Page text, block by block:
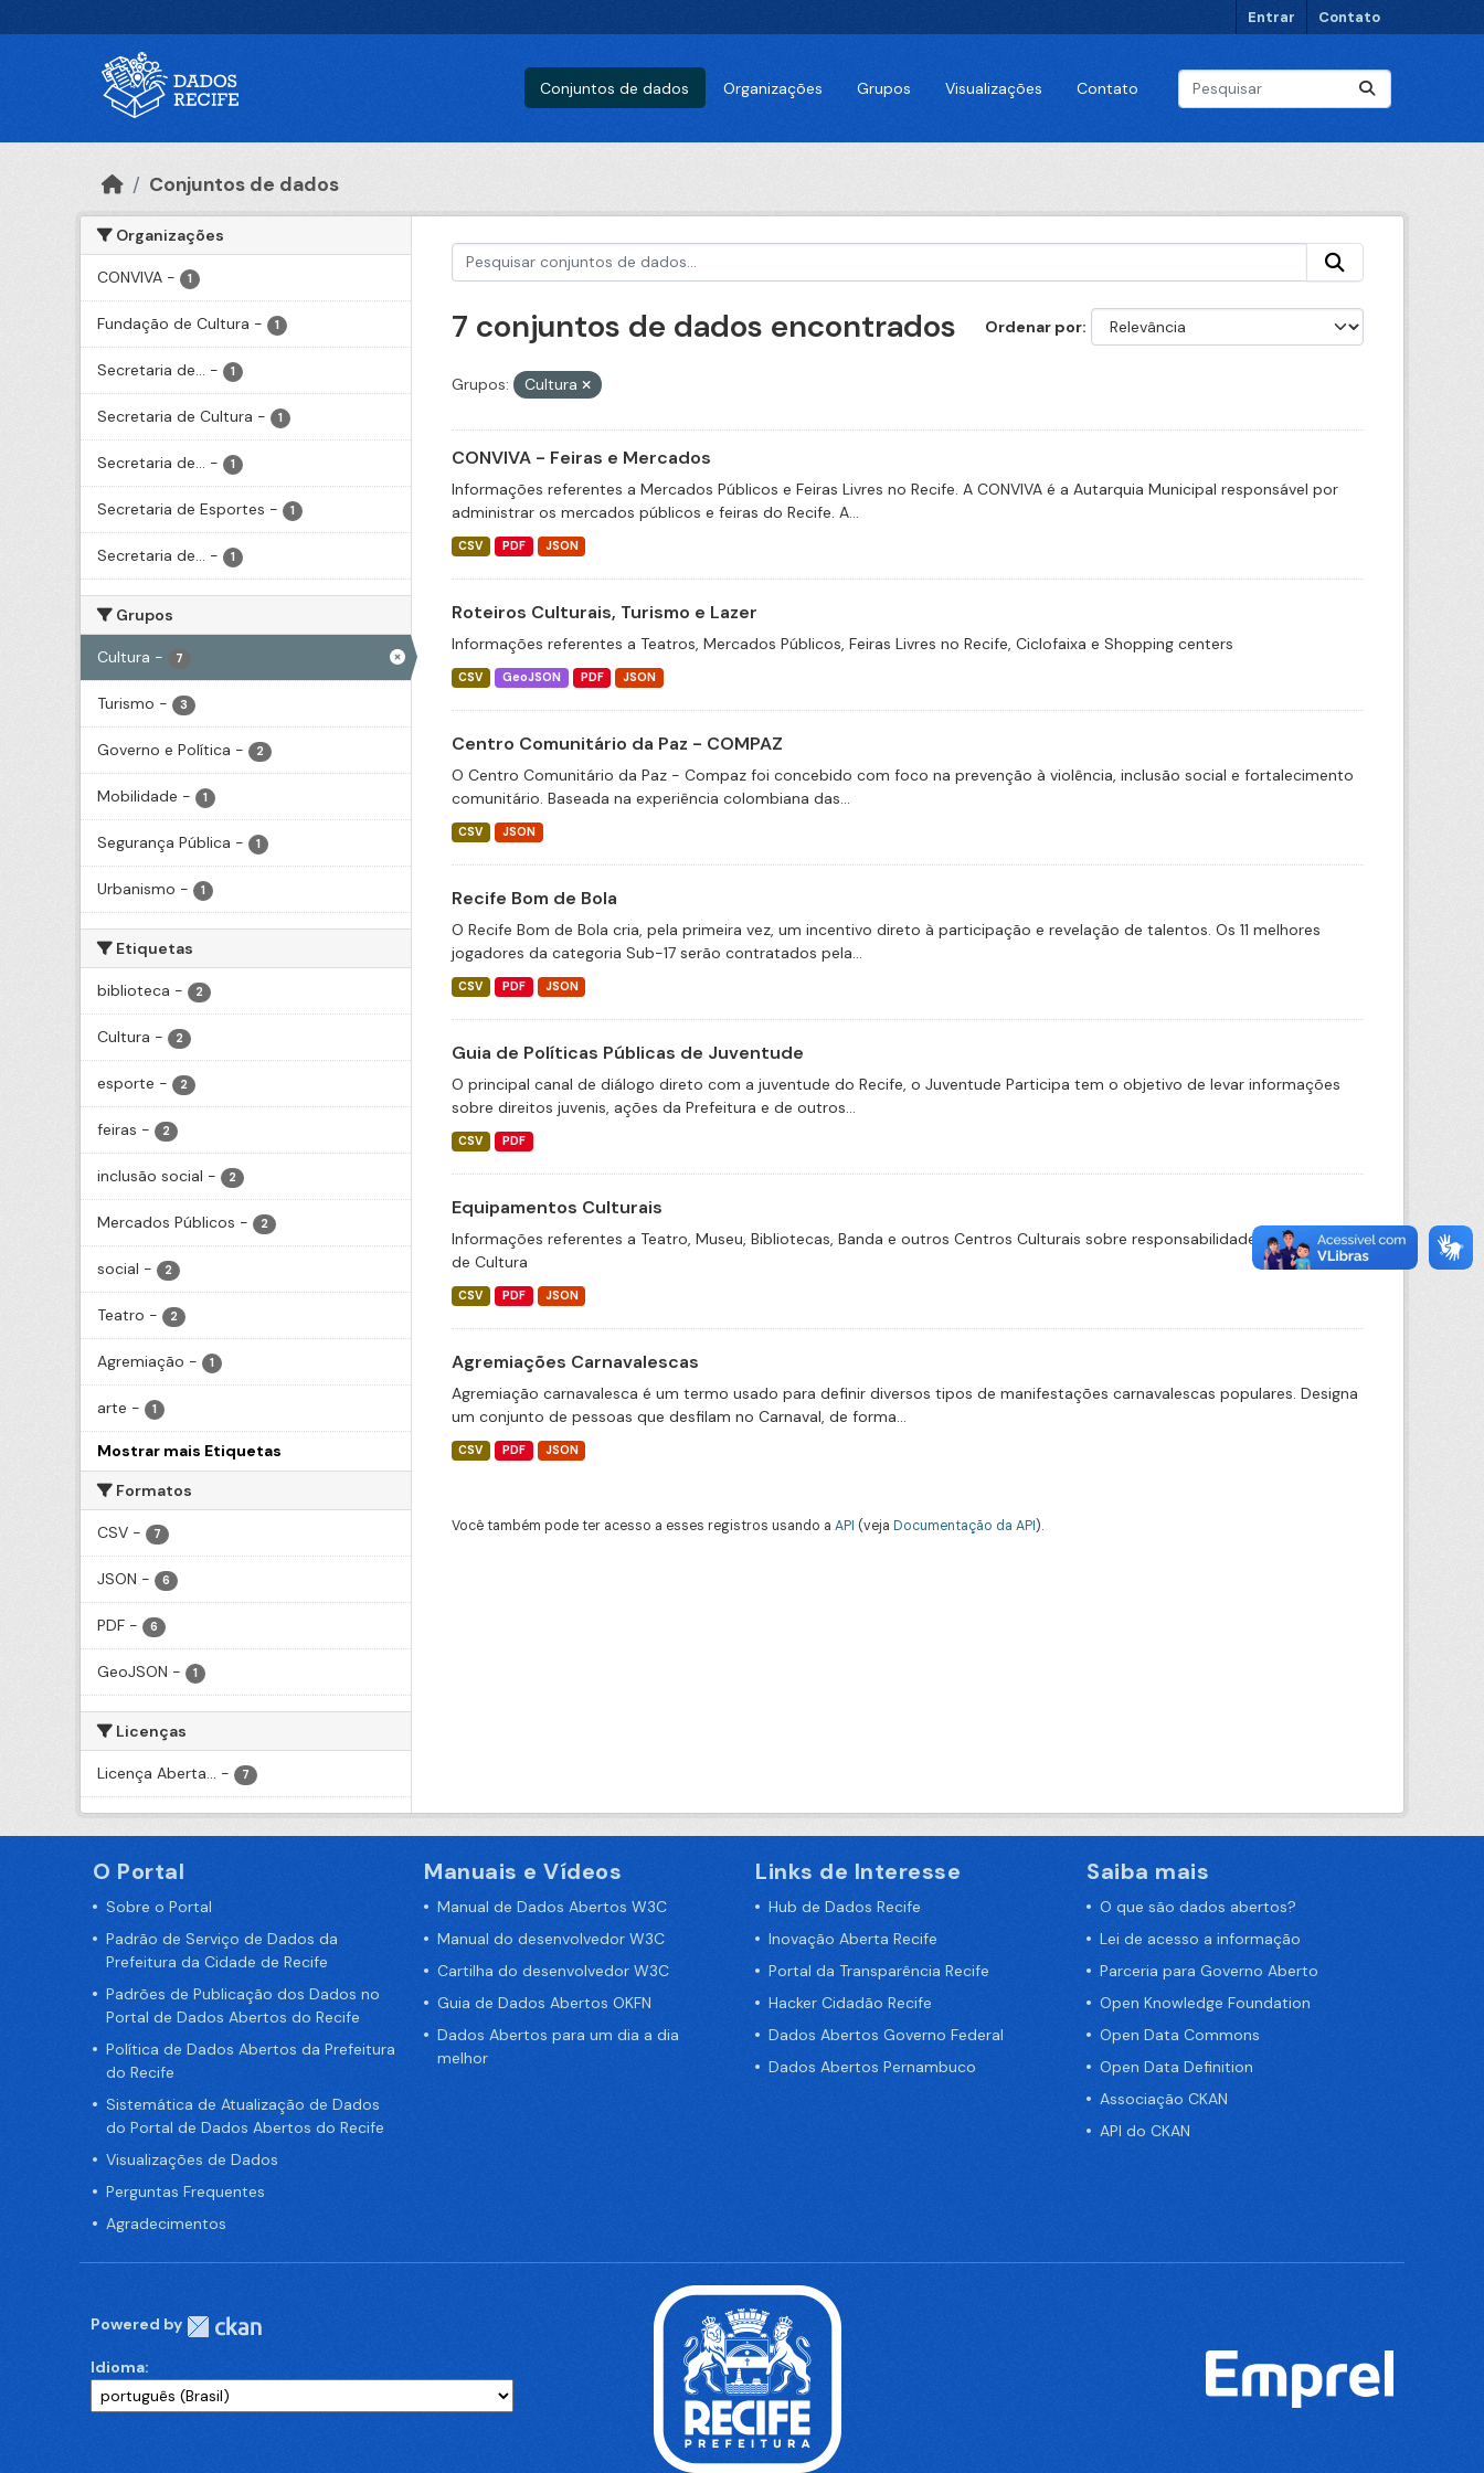
Entrar Contato
Conjuntos de dados Organizações Grupos Visualizações Contato
Conjuntos de dados
Organizações
CONVIVA - 1
Fundação de Cultura - 1
Secretaria de... - 1
Secretaria de Cultura - 1
Secretaria de... - 1
Secretaria de Esportes - 1
Secretaria de... - 1
Grupos
Cultura - 7
Turismo - 3
Governo e Política - 2
Mobilidade - 1
Segurança Pública - 1
Urbanismo - 1
Etiquetas
biblioteca - 2
Cultura - 2
esporte - 2
feiras - 2
inclusão social - 2
Mercados Públicos - 2
social - 2
Teatro - 2
Agremiação - 1
arte - 1
Mostrar mais Etiquetas
Formatos
CSV - 7
JSON - 6
PDF - 6
GeoJSON - 1
Licenças
Licença Aberta... - 7
Ordenar por
7 conjuntos de dados encontrados
Grupos: Cultura
CONVIVA - Feiras e Mercados
Informações referentes a Mercados Públicos e Feiras Livres no Recife. A CONVIVA é a Autarquia Municipal responsável por
administrar os mercados públicos e feiras do Recife. A...
CSV PDF JSON
Roteiros Culturais, Turismo e Lazer
Informações referentes a Teatros, Mercados Públicos, Feiras Livres no Recife, Ciclofaixa e Shopping centers
CSV GeoJSON PDF JSON
Centro Comunitário da Paz - COMPAZ
O Centro Comunitário da Paz - Compaz foi concebido com foco na prevenção à violência, inclusão social e fortalecimento
comunitário. Baseada na experiência colombiana das...
CSV JSON
Recife Bom de Bola
O Recife Bom de Bola cria, pela primeira vez, um incentivo direto à participação e revelação de talentos. Os 11 melhores
jogadores da categoria Sub-17 serão contratados pela...
CSV PDF JSON
Guia de Políticas Públicas de Juventude
O principal canal de diálogo direto com a juventude do Recife, o Juventude Participa tem o objetivo de levar informações
sobre direitos juvenis, ações da Prefeitura e de outros...
CSV PDF
Equipamentos Culturais
Informações referentes a Teatro, Museu, Bibliotecas, Banda e outros Centros Culturais sobre responsabilidade da Fundação
de Cultura
CSV PDF JSON
Agremiações Carnavalescas
Agremiação carnavalesca é um termo usado para definir diversos tipos de manifestações carnavalescas populares. Designa
um conjunto de pessoas que desfilam no Carnaval, de forma...
CSV PDF JSON
Você também pode ter acesso a esses registros usando a API (veja Documentação da API).
O Portal
Sobre o Portal
Padrão de Serviço de Dados da
Prefeitura da Cidade de Recife
Padrões de Publicação dos Dados no
Portal de Dados Abertos do Recife
Política de Dados Abertos da Prefeitura
do Recife
Sistemática de Atualização de Dados
do Portal de Dados Abertos do Recife
Visualizações de Dados
Perguntas Frequentes
Agradecimentos
Manuais e Vídeos
Manual de Dados Abertos W3C
Manual do desenvolvedor W3C
Cartilha do desenvolvedor W3C
Guia de Dados Abertos OKFN
Dados Abertos para um dia a dia
melhor
Links de Interesse
Hub de Dados Recife
Inovação Aberta Recife
Portal da Transparência Recife
Hacker Cidadão Recife
Dados Abertos Governo Federal
Dados Abertos Pernambuco
Saiba mais
O que são dados abertos?
Lei de acesso a informação
Parceria para Governo Aberto
Open Knowledge Foundation
Open Data Commons
Open Data Definition
Associação CKAN
API do CKAN
Powered by
Idioma